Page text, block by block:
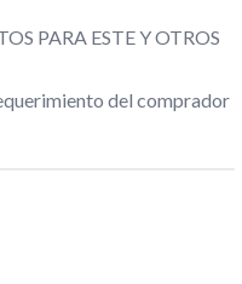
PARA ESTE Y OTROS
del comprador